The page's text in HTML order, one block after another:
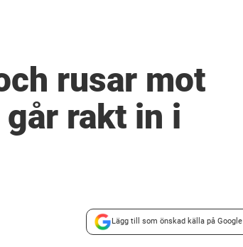
rusar mot
rakt in i
Lägg till som önskad källa på Google